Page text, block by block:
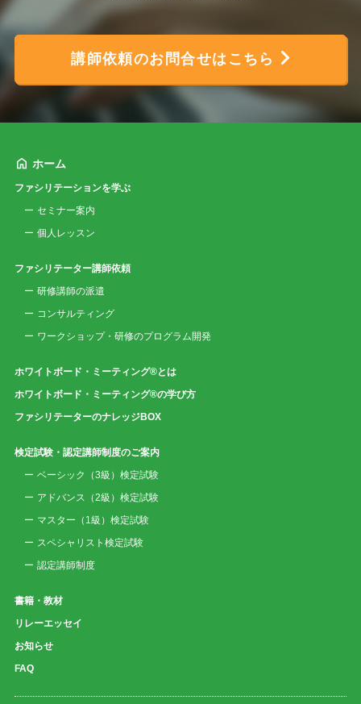
講師依頼のお問合せはこちら
ホーム
ファシリテーションを学ぶ
セミナー案内
個人レッスン
ファシリテーター講師依頼
研修講師の派遣
コンサルティング
ワークショップ・研修のプログラム開発
ホワイトボード・ミーティング®とは
ホワイトボード・ミーティング®の学び方
ファシリテーターのナレッジBOX
検定試験・認定講師制度のご案内
ベーシック（3級）検定試験
アドバンス（2級）検定試験
マスター（1級）検定試験
スペシャリスト検定試験
認定講師制度
書籍・教材
リレーエッセイ
お知らせ
FAQ